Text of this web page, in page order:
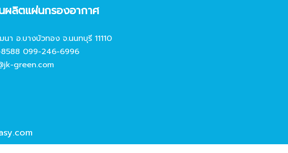
ผลิตแผ่นกรองอากาศ
อ.บางบัวทอง จ.นนทบุรี 11110
099-246-6996
green.com